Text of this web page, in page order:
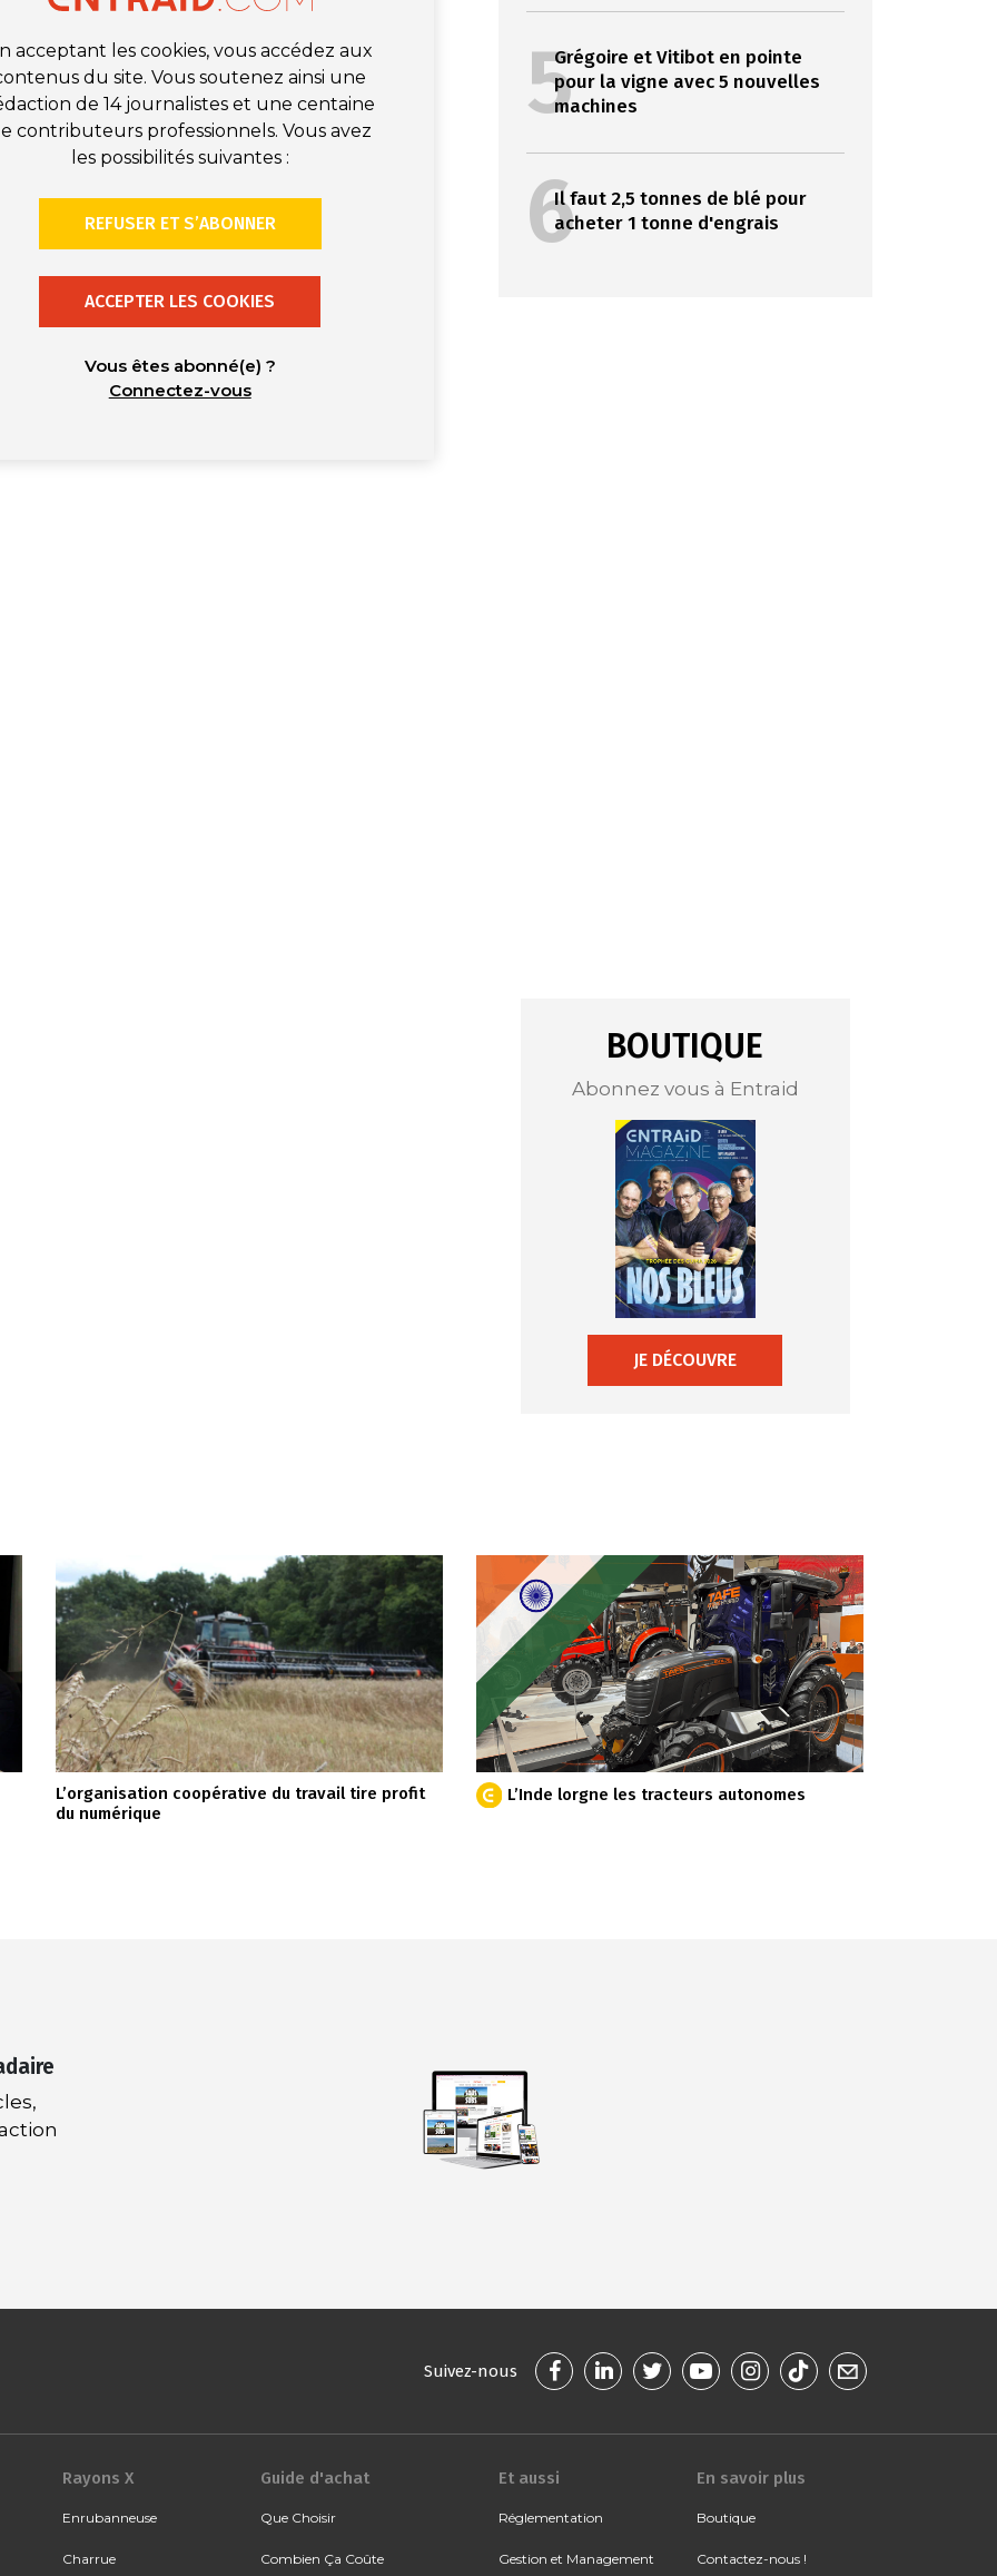
acceptant les cookies, vous accédez aux
du site. Vous soutenez ainsi une
de 14 journalistes et une centaine
contributeurs professionnels. Vous avez
les possibilités suivantes :
REFUSER ET S’ABONNER
ACCEPTER LES COOKIES
Vous êtes abonné(e) ?
Connectez-vous
5Grégoire et Vitibot en pointe
pour la vigne avec 5 nouvelles
machines
6Il faut 2,5 tonnes de blé pour
acheter 1 tonne d'engrais
BOUTIQUE
Abonnez vous à Entraid
JE DÉCOUVRE
L’organisation coopérative du travail tire profit
du numérique
L’Inde lorgne les tracteurs autonomes
Suivez-nous
Rayons X
Enrubanneuse
Charrue
Guide d'achat
Que Choisir
Combien Ça Coûte
Et aussi
Réglementation
Gestion et Management
En savoir plus
Boutique
Contactez-nous !